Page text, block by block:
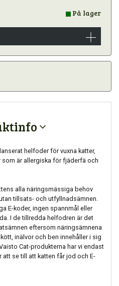
På lager
helfoder för vuxna katter,
är allergiska för fjäderfä och
alla näringsmässiga behov
tillsats- och utfyllnadsämnen.
E-koder, ingen spannmål eller
I de tillredda helfodren är det
eftersom näringsämnena
inälvor och ben innehåller i sig
Cat-produkterna har vi endast
se till att katten får jod och E-